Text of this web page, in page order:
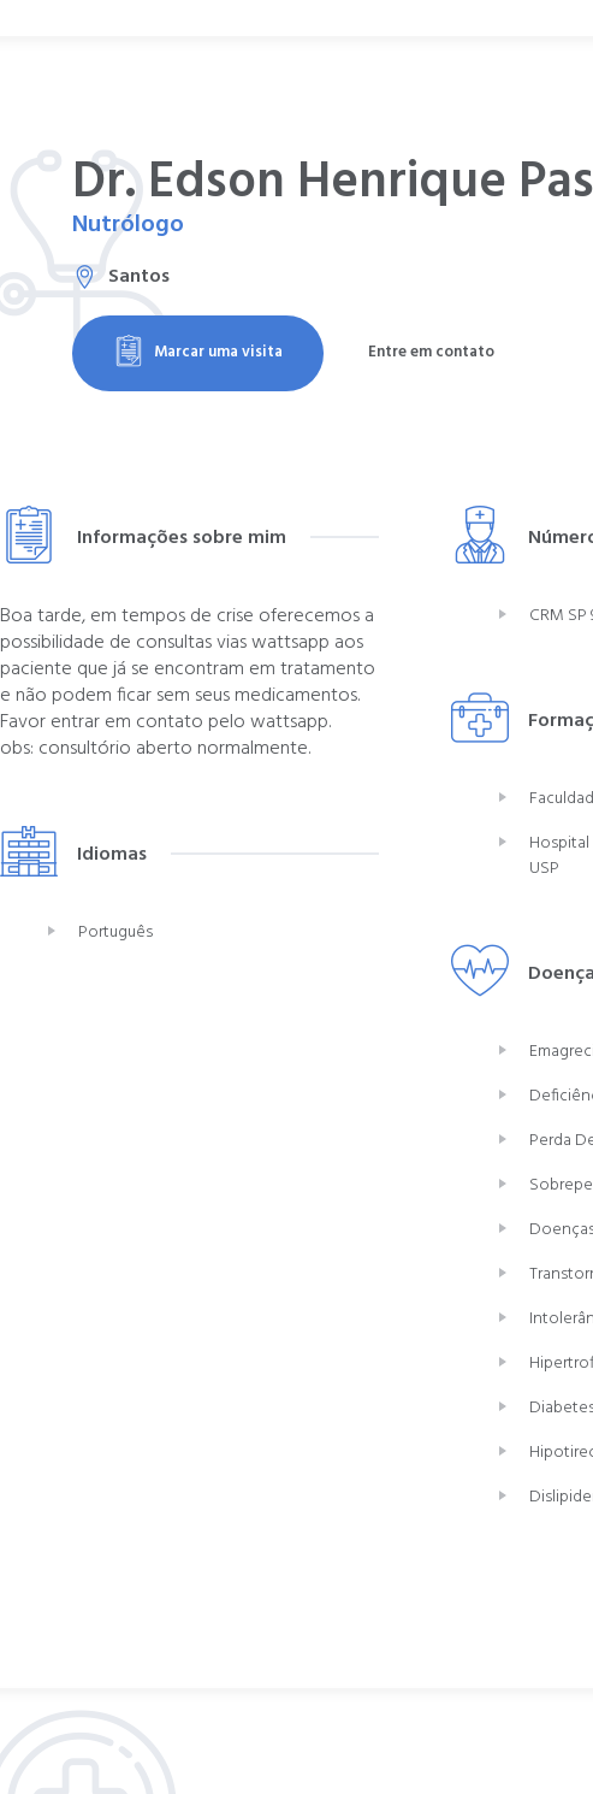
Dr. Edson Henrique
Nutrólogo
Santos
Marcar uma visita Entre em contato
Informações sobre mim
Boa tarde, em tempos de crise oferecemos a
possibilidade de consultas vias wattsapp aos
paciente que já se encontram em tratamento
e não podem ficar sem seus medicamentos.
Favor entrar em contato pelo wattsapp.
obs: consultório aberto normalmente.
CRM
USP
Idiomas
Português
Perda